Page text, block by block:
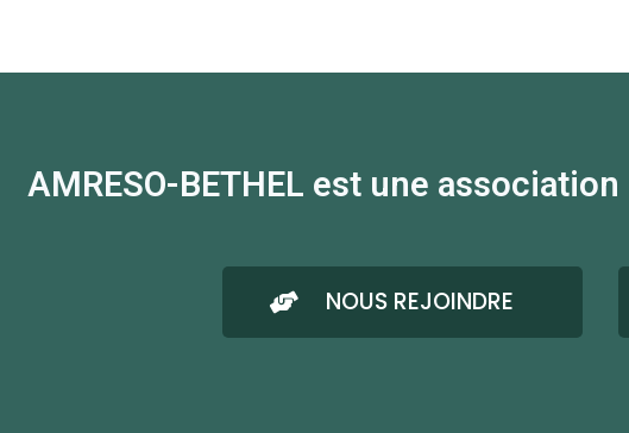
AMRESO-BETHEL est une
NOUS REJOINDRE